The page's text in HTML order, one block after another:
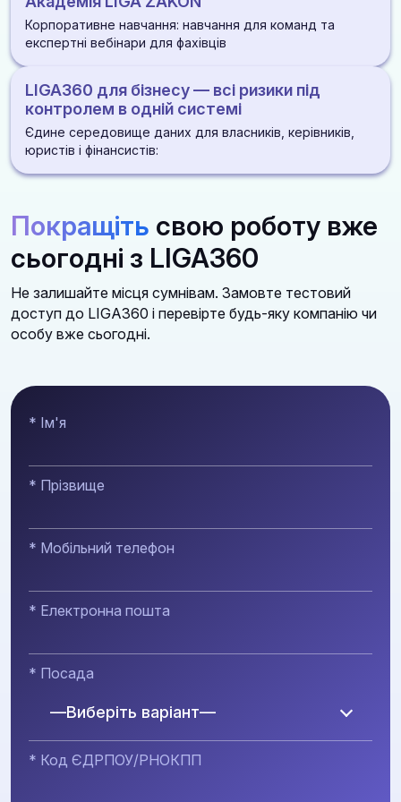
розпорядження
ДІЗНАТИСЯ БІЛЬШЕ
ДІЗНАТИСЯ БІЛЬШЕ
ДІЗНАТИСЯ БІЛЬШЕ
ДІЗНАТИСЯ БІЛЬШЕ
розірвань
Алерти по статусах і змінах під час процедури
Оцінка стійкості постачальника: фінанси, суди,
репутація
ДІЗНАТИСЯ БІЛЬШЕ
Корпоративне навчання: навчання для команд та
експертні вебінари для фахівців
ДІЗНАТИСЯ БІЛЬШЕ
LIGA360 для бізнесу — всі ризики під
контролем в одній системі
Єдине середовище даних для власників, керівників,
юристів і фінансистів:
Законодавство, перевірки, суди, контрагенти та
Алгоритми дій і автоматичні аналітичні звіти
Зручні доступи для роботи всієї команди із
можливістю створення індивідуальних
моніторингів та добірок
Покращіть свою роботу вже
сьогодні з LIGA360
Не залишайте місця сумнівам. Замовте тестовий
доступ до LIGA360 і перевірте будь-яку компанію чи
особу вже сьогодні.
* Ім'я
* Прізвище
* Мобільний телефон
* Електронна пошта
* Посада
—Виберіть варіант—
* Код ЄДРПОУ/РНОКПП